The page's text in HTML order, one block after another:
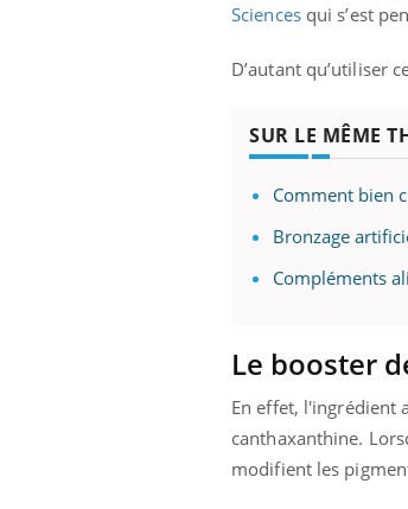
Sciencesqui s’est
D’autant qu’utiliser
SUR LE MÊME
Comment bien
Bronzage
Compléments
Le booster
En effet, l'ingrédient
canthaxanthine.
modifient les